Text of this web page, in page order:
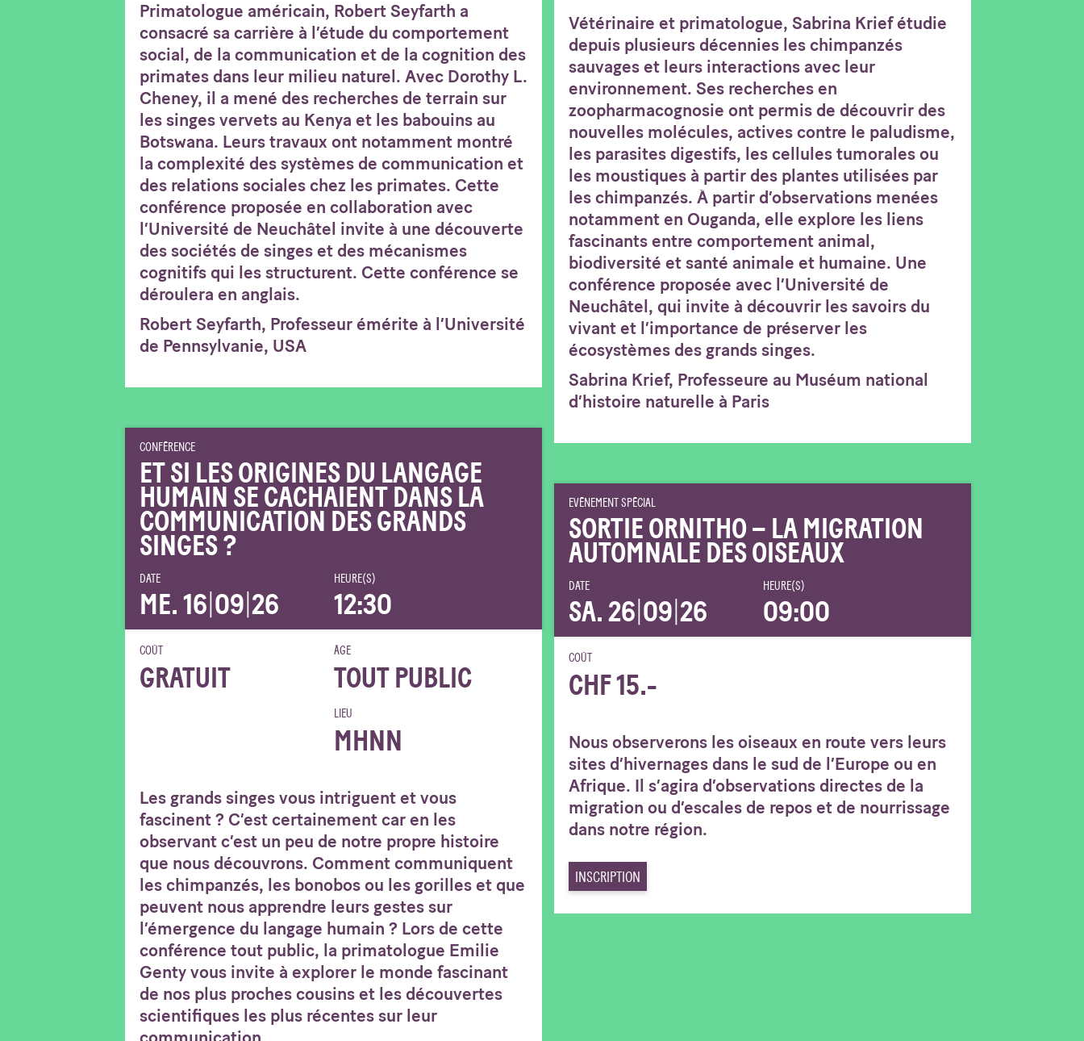
Primatologue américain, Robert Seyfarth a
consacré sa carrière à l’étude du comportement
social, de la communication et de la cognition des
primates dans leur milieu naturel. Avec Dorothy L.
Cheney, il a mené des recherches de terrain sur
les singes vervets au Kenya et les babouins au
Botswana. Leurs travaux ont notamment montré
la complexité des systèmes de communication et
des relations sociales chez les primates. Cette
conférence proposée en collaboration avec
l’Université de Neuchâtel invite à une découverte
des sociétés de singes et des mécanismes
cognitifs qui les structurent. Cette conférence se
déroulera en anglais.
Robert Seyfarth, Professeur émérite à l’Université
de Pennsylvanie, USA
Vétérinaire et primatologue, Sabrina Krief étudie
depuis plusieurs décennies les chimpanzés
sauvages et leurs interactions avec leur
environnement. Ses recherches en
zoopharmacognosie ont permis de découvrir des
nouvelles molécules, actives contre le paludisme,
les parasites digestifs, les cellules tumorales ou
les moustiques à partir des plantes utilisées par
les chimpanzés. À partir d’observations menées
notamment en Ouganda, elle explore les liens
fascinants entre comportement animal,
biodiversité et santé animale et humaine. Une
conférence proposée avec l’Université de
Neuchâtel, qui invite à découvrir les savoirs du
vivant et l’importance de préserver les
écosystèmes des grands singes.
Sabrina Krief, Professeure au Muséum national
d’histoire naturelle à Paris
CONFÉRENCE
ET SI LES ORIGINES DU LANGAGE
HUMAIN SE CACHAIENT DANS LA
COMMUNICATION DES GRANDS
SINGES ?
DATE
ME. 16 09 26
HEURE(S)
12:30
COÛT
GRATUIT
ÂGE
TOUT PUBLIC
LIEU
MHNN
Les grands singes vous intriguent et vous
fascinent ? C’est certainement car en les
observant c’est un peu de notre propre histoire
que nous découvrons. Comment communiquent
les chimpanzés, les bonobos ou les gorilles et que
peuvent nous apprendre leurs gestes sur
l’émergence du langage humain ? Lors de cette
conférence tout public, la primatologue Emilie
Genty vous invite à explorer le monde fascinant
de nos plus proches cousins et les découvertes
scientifiques les plus récentes sur leur
EVÉNEMENT SPÉCIAL
SORTIE ORNITHO – LA MIGRATION
AUTOMNALE DES OISEAUX
DATE
SA. 26 09 26
HEURE(S)
09:00
COÛT
CHF 15.-
Nous observerons les oiseaux en route vers leurs
sites d’hivernages dans le sud de l’Europe ou en
Afrique. Il s’agira d’observations directes de la
migration ou d’escales de repos et de nourrissage
dans notre région.
INSCRIPTION